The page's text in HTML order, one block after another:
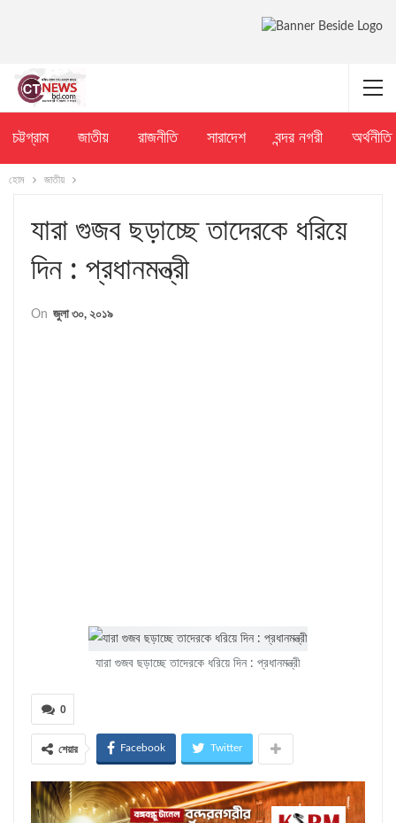
চট্টগ্রাম জাতীয় রাজনীতি সারাদেশ বন্দর নগরী অর্থনীতি
হোম জাতীয়
যারা গুজব ছড়াচ্ছে তাদেরকে ধরিয়ে
দিন : প্রধানমন্ত্রী
On জুলা ৩০, ২০১৯
যারা গুজব ছড়াচ্ছে তাদেরকে ধরিয়ে দিন : প্রধানমন্ত্রী
0
শেয়ার Facebook Twitter